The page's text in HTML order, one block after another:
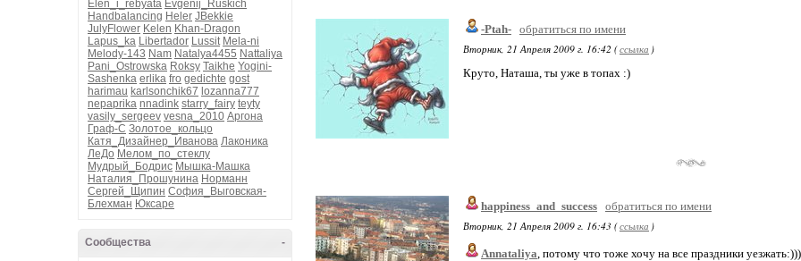
Elen_i_rebyata Evgenij_Ruskich
Handbalancing Heler JBekkie
JulyFlower Kelen Khan-Dragon
Lapus_ka Libertador Lussit Mela-ni
Melody-143 Nam Natalya4455 Nattaliya
Pani_Ostrowska Roksy Taikhe Yogini-
Sashenka erlika fro gedichte gost
harimau karlsonchik67 lozanna777
nepaprika nnadink starry_fairy teyty
vasily_sergeev vesna_2010 Аргона
Граф-С Золотое_кольцо
Катя_Дизайнер_Иванова Лаконика
ЛеДо Мелом_по_стеклу
Мудрый_Бодрис Мышка-Машка
Наталия_Прошунина Норманн
Сергей_Щипин София_Выговская-
Блехман Юксаре
-
Сообщества
-Ptah- обратиться по имени
Вторник, 21 Апреля 2009 г. 16:42 (ссылка )
Круто, Наташа, ты уже в топах :)
happiness_and_success обратиться по имени
Вторник, 21 Апреля 2009 г. 16:43 (ссылка )
Annataliya, потому что тоже хочу на все праздники уезжать:)))